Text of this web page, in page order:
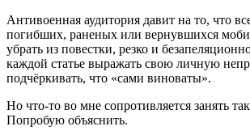
Антивоенная аудитория давит на то, что
погибших, раненых или вернувшихся
убрать из повестки, резко и
каждой статье выражать свою личную
подчёркивать, что «сами виноваты».
Но что-то во мне сопротивляется занять
Попробую объяснить.